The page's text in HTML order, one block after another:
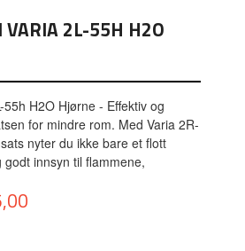
VARIA 2L-55H H2O
H2O Hjørne - Effektiv og
for mindre rom. Med Varia 2R-
nyter du ikke bare et flott
innsyn til flammene,